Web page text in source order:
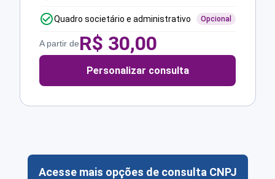
Quadro societário e administrativo Opcional
A partir deR$ 30,00
Personalizar consulta
Acesse mais opções de consulta CNPJ